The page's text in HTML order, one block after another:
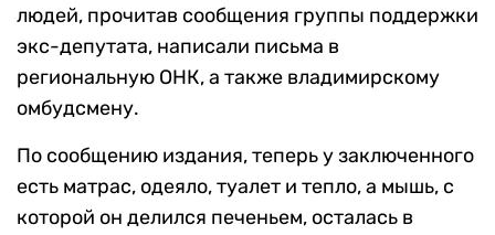
людей, прочитав сообщения группы поддержки
экс-депутата, написали письма в
региональную ОНК, а также владимирскому
омбудсмену.
По сообщению издания, теперь у заключенного
есть матрас, одеяло, туалет и тепло, а мышь, с
которой он делился печеньем, осталась в